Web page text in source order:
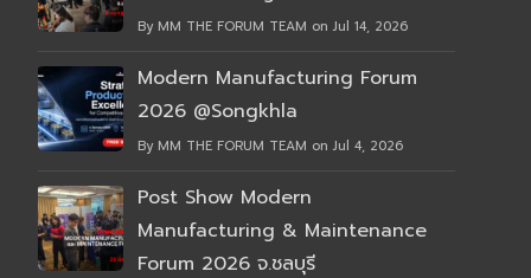
By MM THE FORUM TEAM on Jul 14, 2026
Modern Manufacturing Forum
2026 @Songkhla
By MM THE FORUM TEAM on Jul 4, 2026
Post Show Modern
Manufacturing & Maintenance
Forum 2026 จ.ชลบุรี